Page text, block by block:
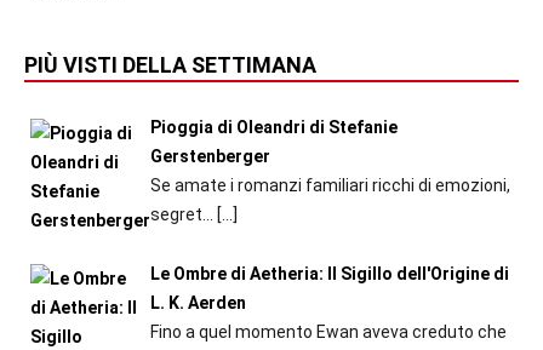
PIÙ VISTI DELLA SETTIMANA
Pioggia di Oleandri di Stefanie
Gerstenberger
Se amate i romanzi familiari ricchi di emozioni,
segret... […]
Le Ombre di Aetheria: Il Sigillo dell'Origine di
L. K. Aerden
Fino a quel momento Ewan aveva creduto che